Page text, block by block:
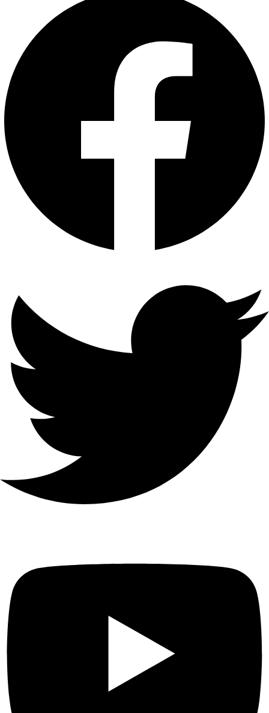
WIN7،8.1،10 و Mac OS